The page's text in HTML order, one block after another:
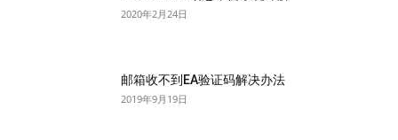
2020年2月24日
邮箱收不到EA验证码解决办法
2019年9月19日